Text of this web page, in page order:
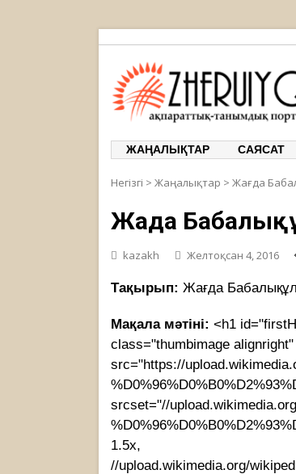
ЖАҢАЛЫҚТАР САЯСАТ
Негізгі > Жаңалықтар > Жағда
Жағда
kazakh Желтоқсан 4, 2016
Тақырып: Жағда
Мақала мәтіні: <h1
class="thumbimage alignright"
src="https://
srcset="//
1.5x,
//upload.wikimedia.org/